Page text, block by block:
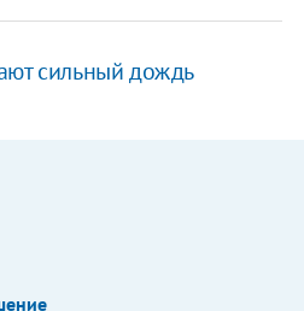
сильный дождь